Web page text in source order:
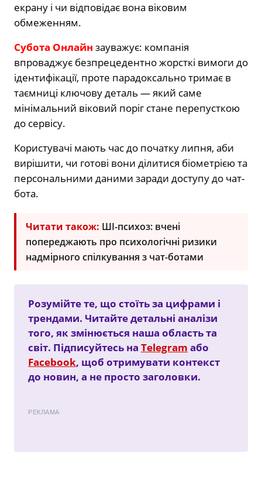
екрану і чи відповідає вона віковим
обмеженням.
Субота Онлайн зауважує: компанія
впроваджує безпрецедентно жорсткі вимоги до
ідентифікації, проте парадоксально тримає в
таємниці ключову деталь — який саме
мінімальний віковий поріг стане перепусткою
до сервісу.
Користувачі мають час до початку липня, аби
вирішити, чи готові вони ділитися біометрією та
персональними даними заради доступу до чат-
бота.
Читати також: ШІ-психоз: вчені
попереджають про психологічні ризики
надмірного спілкування з чат-ботами
Розумійте те, що стоїть за цифрами і
трендами. Читайте детальні аналізи
того, як змінюється наша область та
світ. Підписуйтесь на Telegram або
Facebook, щоб отримувати контекст
до новин, а не просто заголовки.
РЕКЛАМА